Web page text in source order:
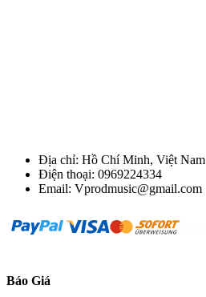
Địa chỉ: Hồ Chí Minh, Việt Nam
Điện thoại: 0969224334
Email: Vprodmusic@gmail.com
Báo Giá